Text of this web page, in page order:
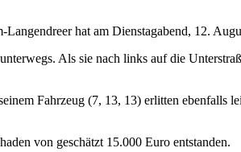
hat am Dienstagabend, 12.
Als sie nach links auf die
Fahrzeug (7, 13, 13) erlitten ebenfalls
von geschätzt 15.000 Euro entstanden.